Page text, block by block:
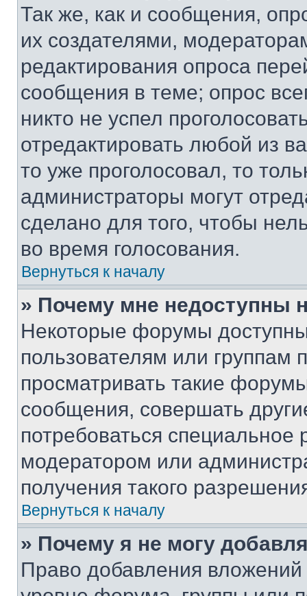
Так же, как и сообщения,
их создателями,
редактирования опроса
сообщения в теме; опрос
никто не успел
отредактировать любой из
то уже проголосовал, то
администраторы могут
сделано для того, чтобы
во время голосования.
Вернуться к началу
» Почему мне недоступны
Некоторые форумы
пользователям или группам
просматривать такие
сообщения, совершать
потребоваться
модератором или
получения такого
Вернуться к началу
» Почему я не могу
Право добавления